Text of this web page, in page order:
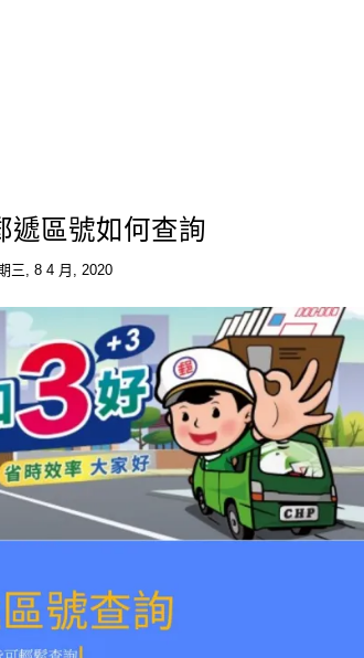
遞區號如何查詢
三, 8 4 月, 2020